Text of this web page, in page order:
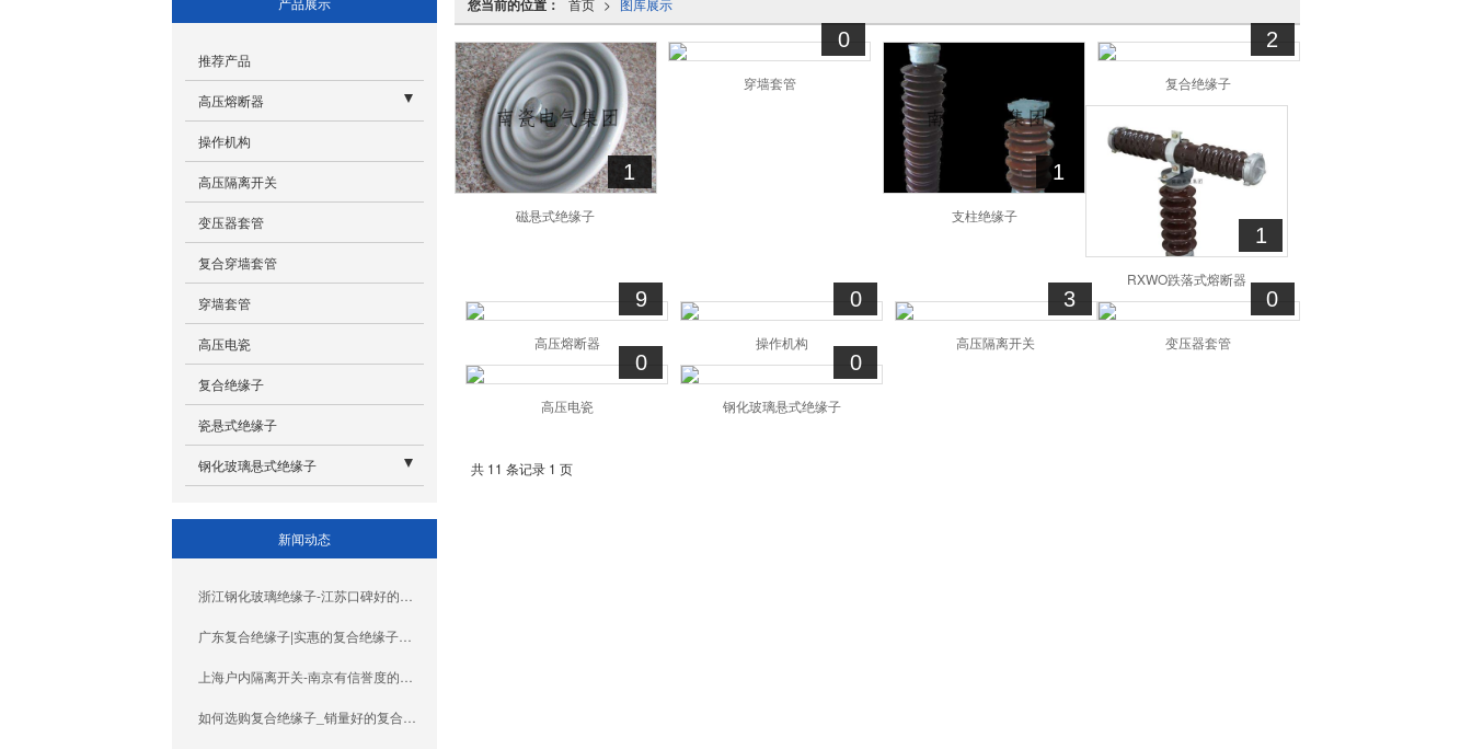
您当前的位置： 首页 > 图库展示
1
磁悬式绝缘子
0
穿墙套管
1
支柱绝缘子
2
复合绝缘子
1
RXWO跌落式熔断器
9
高压熔断器
0
操作机构
3
高压隔离开关
0
变压器套管
0
高压电瓷
0
钢化玻璃悬式绝缘子
共 11 条记录 1 页
推荐产品
高压熔断器
RW跌落式熔断器配套熔丝
RW12-10-15KV跌落式熔断器
RW11-10KV跌落式熔断器
RW7-10KV跌落式断路器
RW5-35KV跌落式熔断器
RW3-10KV跌落式熔断器
RXWO限流熔断器
操作机构
高压隔离开关
变压器套管
复合穿墙套管
穿墙套管
高压电瓷
复合绝缘子
瓷悬式绝缘子
钢化玻璃悬式绝缘子
新闻动态
浙江钢化玻璃绝缘子-江苏口碑好的钢化玻璃绝缘子供销
广东复合绝缘子|实惠的复合绝缘子南瓷电气供应
上海户内隔离开关-南京有信誉度的高压隔离开关厂家推荐
如何选购复合绝缘子_销量好的复合绝缘子供应商